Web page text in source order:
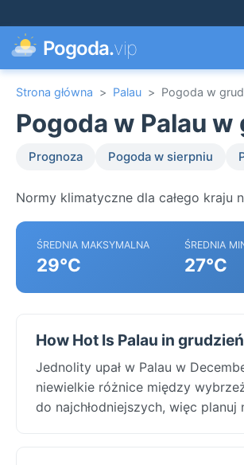
Pogoda.vip
Strona główna > Palau > Pogoda w
Pogoda w Palau
Prognoza Pogoda w sierpniu
Normy klimatyczne dla całego kraju
ŚREDNIA MAKSYMALNA
29°C
ŚREDNIA
27°C
How Hot Is Palau in
Jednolity upał w Palau w
niewielkie różnice między
do najchłodniejszych, więc